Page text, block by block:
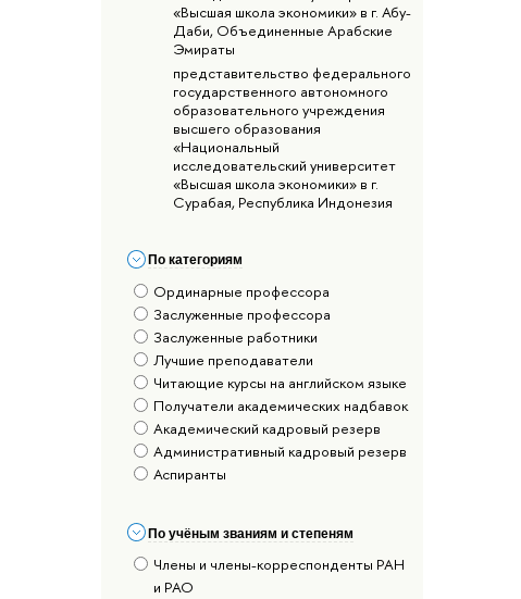
«Высшая школа экономики» в г. Абу-
Даби, Объединенные Арабские
Эмираты
представительство федерального
государственного автономного
образовательного учреждения
высшего образования
«Национальный
исследовательский университет
«Высшая школа экономики» в г.
Сурабая, Республика Индонезия
По категориям
Ординарные профессора
Заслуженные профессора
Заслуженные работники
Лучшие преподаватели
Читающие курсы на английском языке
Получатели академических надбавок
Академический кадровый резерв
Административный кадровый резерв
Аспиранты
По учёным званиям и степеням
Члены и члены-корреспонденты РАН
и РАО